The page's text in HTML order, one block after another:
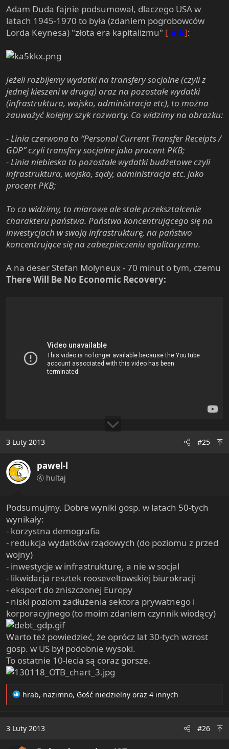
Adam Duda fajnie podsumował, dlaczego USA w
latach 1945-1970 to była (zdaniem pogrobowców
Lorda Keynesa) "złota era kapitalizmu" [link]:
Jeżeli rozbijemy wydatki na transfery socjalne (czyli z
jednej kieszeni w drugą) oraz na pozostałe wydatki
(infrastruktura, wojsko, administracja etc), to można
zauważyć kolejny szyk rozwarty. Co widzimy na obrazku:
- Linia czerwona to “Personal Current Transfer Receipts /
GDP” czyli transfery socjalne jako procent PKB;
- Linia niebieska to pozostałe wydatki budżetowe czyli
infrastruktura, wojsko, sądy, administracja etc. jako
procent PKB;
To co widzimy, to miarowe ale stałe przekształcenie
charakteru państwa. Państwa koncentrującego się na
inwestycjach w swoją infrastrukturę, na państwo
koncentrujące się na zabezpieczeniu egalitaryzmu.
A na deser Stefan Molyneux - 70 minut o tym, czemu
There Will Be No Economic Recovery:
3 Luty 2013 #25
pawel-l
Ⓐ hultaj
Podsumujmy. Dobre wyniki gosp. w latach 50-tych
wynikały:
- korzystna demografia
- redukcja wydatków rządowych (do poziomu z przed
wojny)
- inwestycje w infrastrukturę, a nie w socjal
- likwidacja resztek rooseveltowskiej biurokracji
- eksport do zniszczonej Europy
- niski poziom zadłużenia sektora prywatnego i
korporacyjnego (to moim zdaniem czynnik wiodący)
Warto też powiedzieć, że oprócz lat 30-tych wzrost
gosp. w US był podobnie wysoki.
To ostatnie 10-lecia są coraz gorsze.
R
t
hrab, nazimno, Gość niedzielny oraz 4 innych
3 Luty 2013 #26